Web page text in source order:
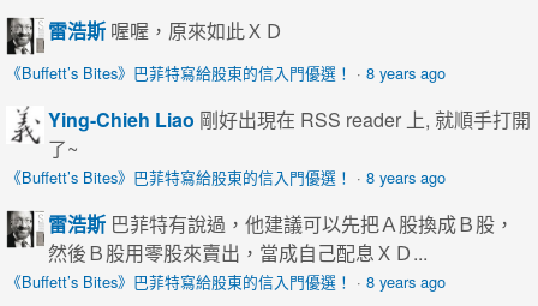
雷浩斯 喔喔，原來如此ＸＤ
《Buffett’s Bites》巴菲特寫給股東的信入門優選！ · 8 years ago
Ying-Chieh Liao 剛好出現在 RSS reader 上, 就順手打開
了~
《Buffett’s Bites》巴菲特寫給股東的信入門優選！ · 8 years ago
雷浩斯 巴菲特有說過，他建議可以先把Ａ股換成Ｂ股，
然後Ｂ股用零股來賣出，當成自己配息ＸＤ...
《Buffett’s Bites》巴菲特寫給股東的信入門優選！ · 8 years ago